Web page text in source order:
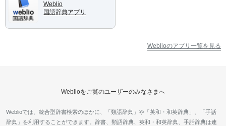
Weblio
国語辞典アプリ
Weblioのアプリ一覧を見る
Weblioをご覧のユーザーのみなさまへ
Weblioでは、統合型辞書検索のほかに、「類語辞典」や「英和・和英辞典」、「手話
辞典」を利用することができます。辞書、類語辞典、英和・和英辞典、手話辞典は連